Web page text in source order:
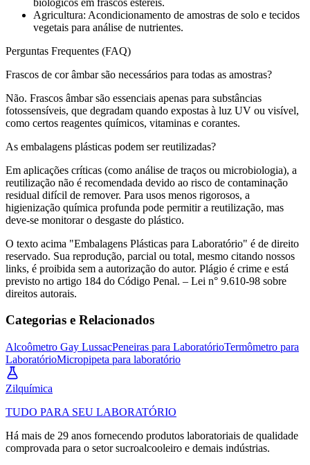
Agricultura: Acondicionamento de amostras de solo e tecidos
vegetais para análise de nutrientes.
Perguntas Frequentes (FAQ)
Frascos de cor âmbar são necessários para todas as amostras?
Não. Frascos âmbar são essenciais apenas para substâncias
fotossensíveis, que degradam quando expostas à luz UV ou visível,
como certos reagentes químicos, vitaminas e corantes.
As embalagens plásticas podem ser reutilizadas?
Em aplicações críticas (como análise de traços ou microbiologia), a
reutilização não é recomendada devido ao risco de contaminação
residual difícil de remover. Para usos menos rigorosos, a
higienização química profunda pode permitir a reutilização, mas
deve-se monitorar o desgaste do plástico.
O texto acima "Embalagens Plásticas para Laboratório" é de direito
reservado. Sua reprodução, parcial ou total, mesmo citando nossos
links, é proibida sem a autorização do autor. Plágio é crime e está
previsto no artigo 184 do Código Penal. – Lei n° 9.610-98 sobre
direitos autorais.
Categorias e Relacionados
Alcoômetro Gay LussacPeneiras para LaboratórioTermômetro para
LaboratórioMicropipeta para laboratório
Zilquímica
TUDO PARA SEU LABORATÓRIO
Há mais de 29 anos fornecendo produtos laboratoriais de qualidade
comprovada para o setor sucroalcooleiro e demais indústrias.